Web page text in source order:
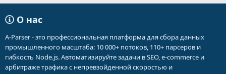
О нас
A-Parser - это профессиональная платформа для сбора данных
промышленного масштаба: 10 000+ потоков, 110+ парсеров и
гибкость Node.js. Автоматизируйте задачи в SEO, e-commerce и
арбитраже трафика с непревзойденной скоростью и